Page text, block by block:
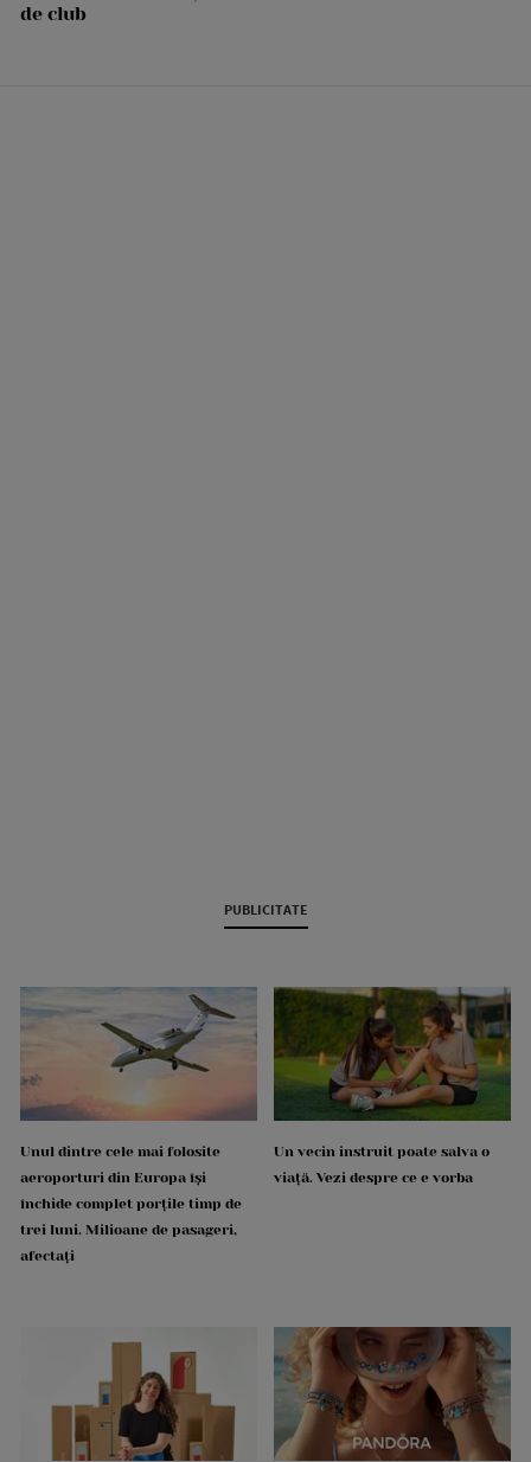
de club
PUBLICITATE
Unul dintre cele mai folosite
aeroporturi din Europa își
închide complet porțile timp de
trei luni. Milioane de pasageri,
afectați
Un vecin instruit poate salva o
viață. Vezi despre ce e vorba